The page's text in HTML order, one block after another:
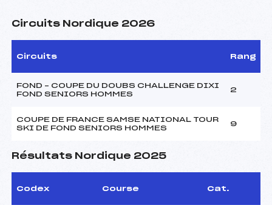
Circuits Nordique 2026
Circuits Rang
FOND – COUPE DU DOUBS CHALLENGE DIXI
FOND SENIORS HOMMES
2
COUPE DE FRANCE SAMSE NATIONAL TOUR
SKI DE FOND SENIORS HOMMES
9
Résultats Nordique 2025
Codex Course Cat.